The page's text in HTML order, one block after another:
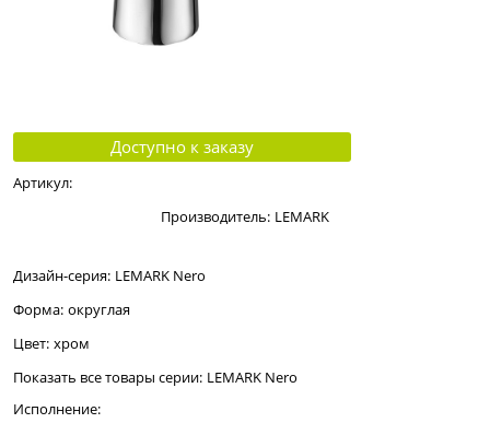
Доступно к заказу
Артикул:
Производитель: LEMARK
Дизайн-серия: LEMARK Nero
Форма: округлая
Цвет: хром
Показать все товары серии: LEMARK Nero
Исполнение: